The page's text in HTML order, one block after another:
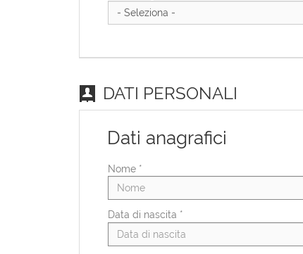
DATI PERSONALI
Dati anagrafici
Nome *
Data di nascita *